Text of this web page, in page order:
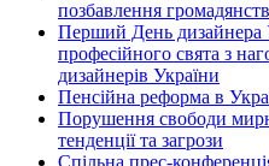
позбавлення
Перший День дизайнера
професійного свята з
дизайнерів України
Пенсійна реформа в
Порушення свободи
тенденції та загрози
Спільна прес-